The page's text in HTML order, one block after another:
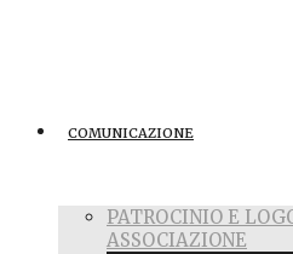
COMUNICAZIONE
PATROCINIO E
ASSOCIAZIONE